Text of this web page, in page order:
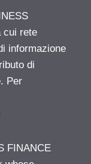
cui rete
informazione
di
Per
FINANCE